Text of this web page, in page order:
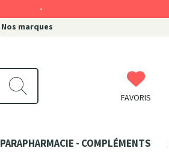
Nos marques
FAVORIS
PARAPHARMACIE - COMPLÉMENTS